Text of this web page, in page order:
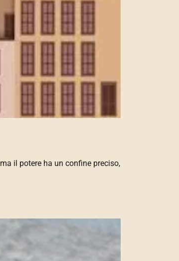
il potere ha un confine preciso,